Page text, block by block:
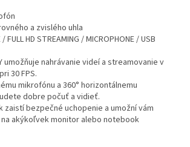
a zvislého uhla
FULL HD STREAMING / MICROPHONE / USB
umožňuje nahrávanie videí a streamovanie v
30 FPS.
mikrofónu a 360° horizontálnemu
dobre počuť a vidieť.
zaistí bezpečné uchopenie a umožní vám
akýkoľvek monitor alebo notebook